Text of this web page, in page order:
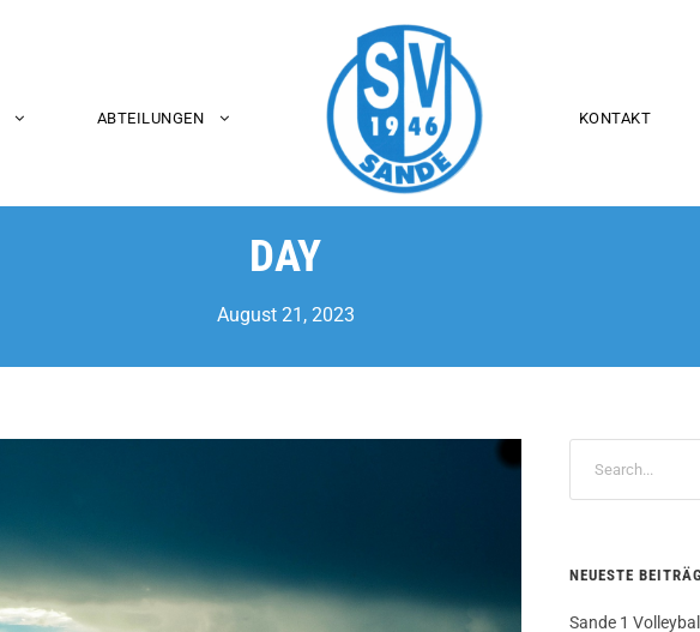
ABTEILUNGEN KONTAKT
DAY
August 21, 2023
NEUESTE
Sande 1